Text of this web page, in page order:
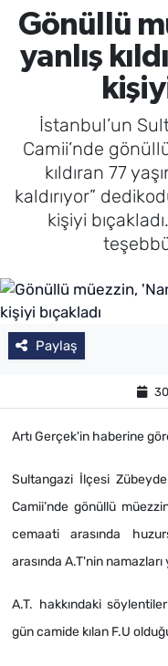
Gönüllü
yanlış
İstanbul’un
Camii’nde
kıldıran 77
kaldırıyor”
kişiyi
Paylaş
Artı Gerçek'in haberine
Sultangazi İlçesi
Camii’nde gönüllü
cemaati arasında
arasında A.T'nin namazları
A.T. hakkındaki
gün camide kılan F.U